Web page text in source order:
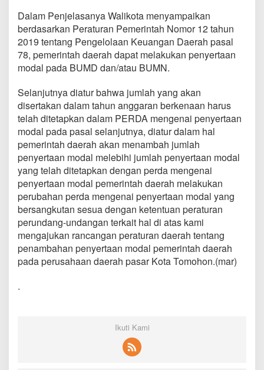
p
e
r
d
a
P
n
y
e
r
t
a
a
n
M
o
d
a
l
P
D
P
a
Dalam Penjelasanya Walikota menyampaikan
berdasarkan Peraturan Pemerintah Nomor 12 tahun
2019 tentang Pengelolaan Keuangan Daerah pasal
78, pemerintah daerah dapat melakukan penyertaan
modal pada BUMD dan/atau BUMN.
Selanjutnya diatur bahwa jumlah yang akan
disertakan dalam tahun anggaran berkenaan harus
telah ditetapkan dalam PERDA mengenai penyertaan
modal pada pasal selanjutnya, diatur dalam hal
pemerintah daerah akan menambah jumlah
penyertaan modal melebihi jumlah penyertaan modal
yang telah ditetapkan dengan perda mengenai
penyertaan modal pemerintah daerah melakukan
perubahan perda mengenai penyertaan modal yang
bersangkutan sesua dengan ketentuan peraturan
perundang-undangan terkait hal di atas kami
mengajukan rancangan peraturan daerah tentang
penambahan penyertaan modal pemerintah daerah
pada perusahaan daerah pasar Kota Tomohon.(mar)
.
Ikuti Kami